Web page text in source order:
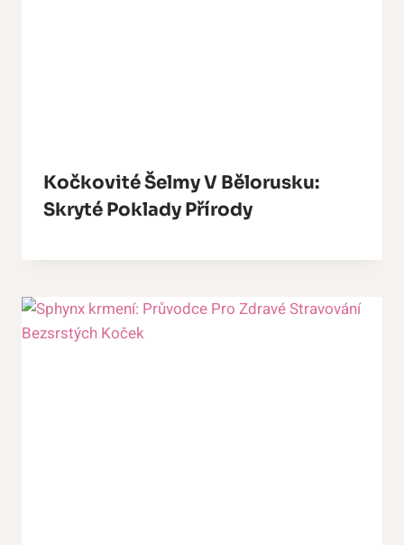
Kočkovité Šelmy V Bělorusku:
Skryté Poklady Přírody